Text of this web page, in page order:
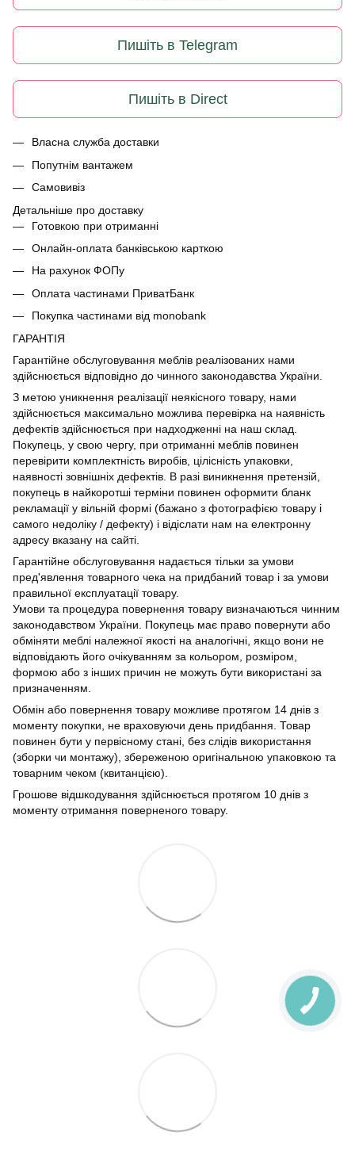
Пишіть в Telegram
Пишіть в Direct
Власна служба доставки
Попутнім вантажем
Самовивіз
Детальніше про доставку
Готовкою при отриманні
Онлайн-оплата банківською карткою
На рахунок ФОПу
Оплата частинами ПриватБанк
Покупка частинами від monobank
ГАРАНТІЯ
Гарантійне обслуговування меблів реалізованих нами
здійснюється відповідно до чинного законодавства України.
З метою уникнення реалізації неякісного товару, нами
здійснюється максимально можлива перевірка на наявність
дефектів здійснюється при надходженні на наш склад.
Покупець, у свою чергу, при отриманні меблів повинен
перевірити комплектність виробів, цілісність упаковки,
наявності зовнішніх дефектів. В разі виникнення претензій,
покупець в найкоротші терміни повинен оформити бланк
рекламації у вільній формі (бажано з фотографією товару і
самого недоліку / дефекту) і відіслати нам на електронну
адресу вказану на сайті.
Гарантійне обслуговування надається тільки за умови
пред'явлення товарного чека на придбаний товар і за умови
правильної експлуатації товару.
Умови та процедура повернення товару визначаються чинним
законодавством України. Покупець має право повернути або
обміняти меблі належної якості на аналогічні, якщо вони не
відповідають його очікуванням за кольором, розміром,
формою або з інших причин не можуть бути використані за
призначенням.
Обмін або повернення товару можливе протягом 14 днів з
моменту покупки, не враховуючи день придбання. Товар
повинен бути у первісному стані, без слідів використання
(зборки чи монтажу), збереженою оригінальною упаковкою та
товарним чеком (квитанцією).
Грошове відшкодування здійснюється протягом 10 днів з
моменту отримання поверненого товару.